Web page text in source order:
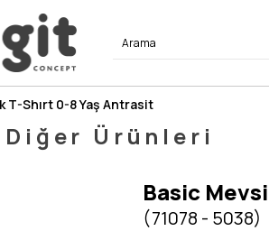
T-Shırt 0-8 Yaş Antrasit
Ürünleri
Basic
(71078 - 5038)